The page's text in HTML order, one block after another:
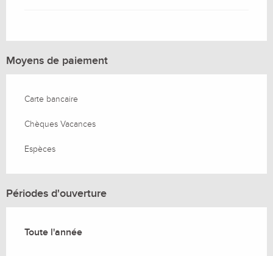
Moyens de paiement
Carte bancaire
Chèques Vacances
Espèces
Périodes d'ouverture
Toute l'année
Toute l'année